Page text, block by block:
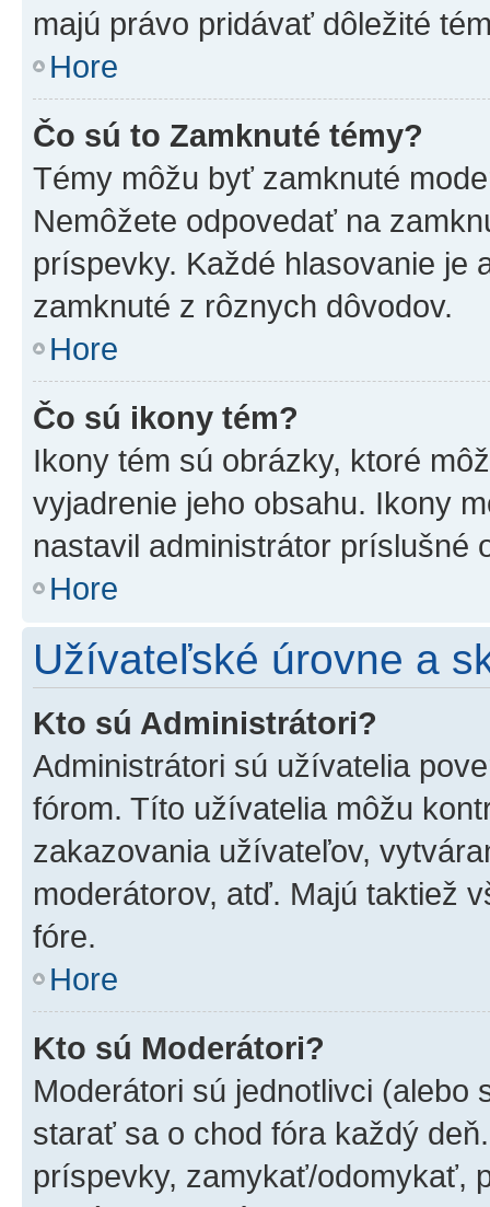
majú právo pridávať dôležité
Hore
Čo sú to Zamknuté témy?
Témy môžu byť zamknuté
Nemôžete odpovedať na
príspevky. Každé hlasovanie je
zamknuté z rôznych dôvodov.
Hore
Čo sú ikony tém?
Ikony tém sú obrázky, ktoré
vyjadrenie jeho obsahu. Ikony
nastavil administrátor príslušné
Hore
Užívateľské úrovne a
Kto sú Administrátori?
Administrátori sú užívatelia
fórom. Títo užívatelia môžu
zakazovania užívateľov,
moderátorov, atď. Majú taktiež
fóre.
Hore
Kto sú Moderátori?
Moderátori sú jednotlivci (alebo
starať sa o chod fóra každý
príspevky, zamykať/odomykať,